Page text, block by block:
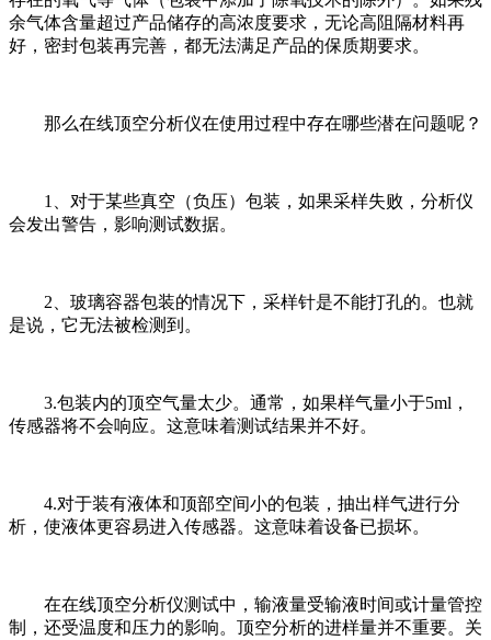
余气体含量超过产品储存的高浓度要求，无论高阻隔材料再
好，密封包装再完善，都无法满足产品的保质期要求。
那么在线顶空分析仪在使用过程中存在哪些潜在问题呢？
1、对于某些真空（负压）包装，如果采样失败，分析仪
会发出警告，影响测试数据。
2、玻璃容器包装的情况下，采样针是不能打孔的。也就
是说，它无法被检测到。
3.包装内的顶空气量太少。通常，如果样气量小于5ml，
传感器将不会响应。这意味着测试结果并不好。
4.对于装有液体和顶部空间小的包装，抽出样气进行分
析，使液体更容易进入传感器。这意味着设备已损坏。
在在线顶空分析仪测试中，输液量受输液时间或计量管控
制，还受温度和压力的影响。顶空分析的进样量并不重要。关